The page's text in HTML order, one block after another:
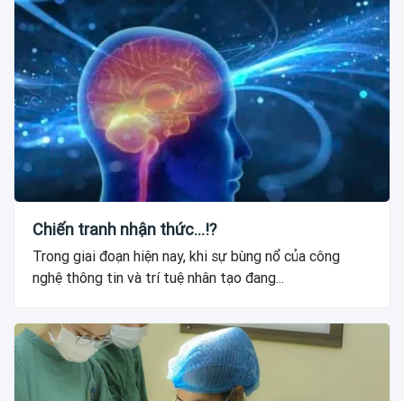
Chiến tranh nhận thức...!?
Trong giai đoạn hiện nay, khi sự bùng nổ của công
nghệ thông tin và trí tuệ nhân tạo đang...